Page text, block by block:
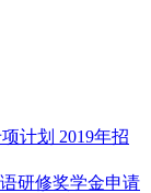
计划 2019年招
研修奖学金申请